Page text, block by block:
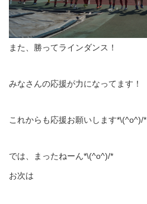
また、勝ってラインダンス！
みなさんの応援が力になってます！
これからも応援お願いします*\(^o^)/*
では、まったねーん*\(^o^)/*
お次は